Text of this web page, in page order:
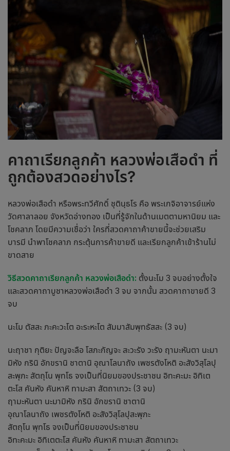
คาถาเรียกลูกค้า หลวงพ่อเสือดำ ที่
ถูกต้องสวดอย่างไร?
หลวงพ่อเสือดำ หรือพระทวีศักดิ์ ชุตินฺธโร คือ พระเกจิอาจารย์แห่ง
วัดศาลาลอย จังหวัดอ่างทอง เป็นที่รู้จักในด้านเมตตามหานิยม และ
โชคลาภ โดยมีความเชื่อว่า ใครที่สวดคาถาค้าขายนี้จะช่วยเสริม
บารมี นำพาโชคลาภ กระตุ้นการค้าขายดี และเรียกลูกค้าเข้าร้านไม่
ขาดสาย
วิธีสวดคาถาเรียกลูกค้า หลวงพ่อเสือดำ: ตั้งนะโม 3 จบอย่างตั้งใจ
และสวดคาถาบูชาหลวงพ่อเสือดำ 3 จบ จากนั้น สวดคาถาขายดี 3
จบ
นะโม ตัสสะ ภะคะวะโต อะระหะโต สัมมาสัมพุทธัสสะ (3 จบ)
นะฤาชา กุติยะ ปัญจะลือ โสภะกัญจะ สะวะรัง วะรัง ฤามะหันตา นะมา
มิหัง กรินิ อักขรานิ ชาตานิ อุณาโลนาถัง เพชรตังโหติ อะสังวิสุโลปุ
สะพุภะ สัตถุโน พุทโธ จงเป็นที่นิยมของประชาชน อิทะคะมะ อิทิเต
ตะโส คันหัง คันหาหิ ทามะสา สัตถาเทวะ (3 จบ)
ฤามะหันตา นะมามิหัง กรินิ อักขรานิ ชาตานิ
อุณาโลนาถัง เพชรตังโหติ อะสังวิสุโลปุสะพุภะ
สัตถุโน พุทโธ จงเป็นที่นิยมของประชาชน
อิทะคะมะ อิทิเตตะโส คันหัง คันหาหิ ทามะสา สัตถาเทวะ